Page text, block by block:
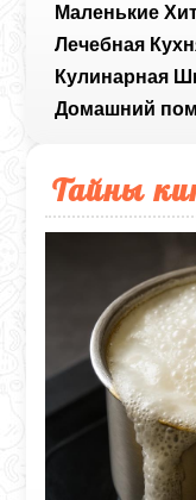
Маленькие
Лечебная
Кулинарная
Домашний
Тайны